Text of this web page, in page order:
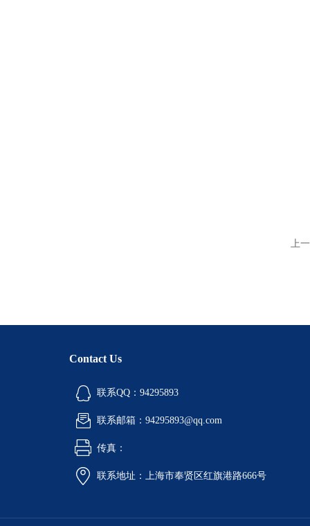
上
Contact Us
联系QQ：94295893
联系邮箱：94295893@qq.com
传真：
联系地址：上海市奉贤区红旗港路666号